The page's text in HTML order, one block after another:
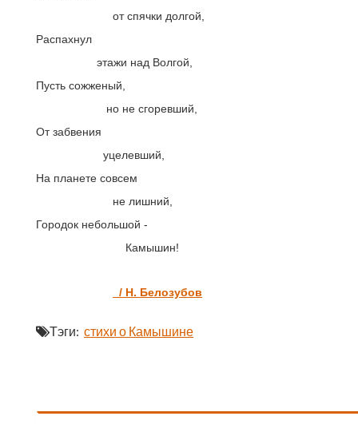
от спячки долгой,
Распахнул
этажи над Волгой,
Пусть сожженый,
но не сгоревший,
От забвения
уцелевший,
На планете совсем
не лишний,
Городок небольшой -
Камышин!
/ Н. Белозубов
Тэги: стихи о Камышине